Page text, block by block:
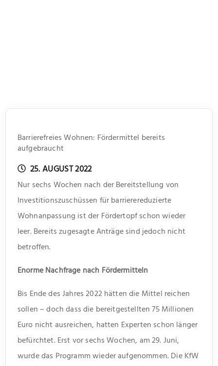
Barrierefreies Wohnen: Fördermittel bereits
aufgebraucht
25. AUGUST 2022
Nur sechs Wochen nach der Bereitstellung von
Investitionszuschüssen für barrierereduzierte
Wohnanpassung ist der Fördertopf schon wieder
leer. Bereits zugesagte Anträge sind jedoch nicht
betroffen.
Enorme Nachfrage nach Fördermitteln
Bis Ende des Jahres 2022 hätten die Mittel reichen
sollen – doch dass die bereitgestellten 75 Millionen
Euro nicht ausreichen, hatten Experten schon länger
befürchtet. Erst vor sechs Wochen, am 29. Juni,
wurde das Programm wieder aufgenommen. Die KfW